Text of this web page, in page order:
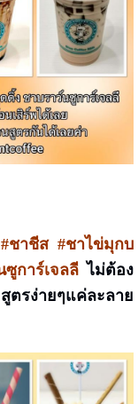
ชาชีส #ชาไข่มุกบ
ซูการ์เจลลี ไม่ต้อง
สูตรง่ายๆแค่ละลาย